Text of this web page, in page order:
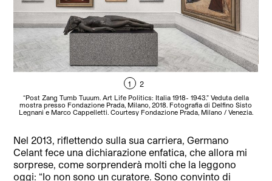
1 2
“Post Zang Tumb Tuuum. Art Life Politics: Italia 1918- 1943.” Veduta della
mostra presso Fondazione Prada, Milano, 2018. Fotografia di Delfino Sisto
Legnani e Marco Cappelletti. Courtesy Fondazione Prada, Milano / Venezia.
Nel 2013, riflettendo sulla sua carriera, Germano
Celant fece una dichiarazione enfatica, che allora mi
sorprese, come sorprenderà molti che la leggono
oggi: “Io non sono un curatore. Sono convinto di